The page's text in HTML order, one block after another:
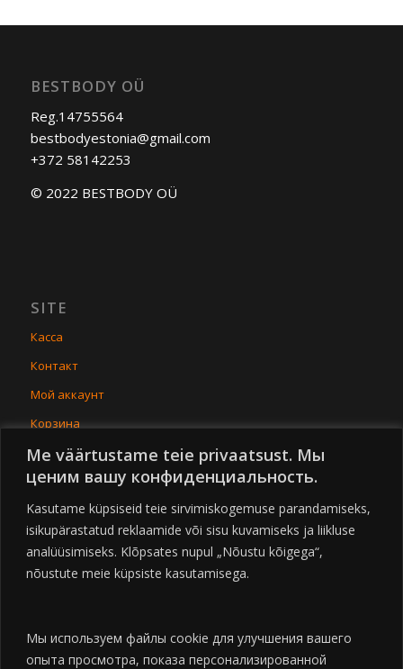
Me väärtustame teie privaatsust. Мы
ценим вашу конфиденциальность.
Kasutame küpsiseid teie sirvimiskogemuse parandamiseks,
isikupärastatud reklaamide või sisu kuvamiseks ja liikluse
analüüsimiseks. Klõpsates nupul „Nõustu kõigega“,
nõustute meie küpsiste kasutamisega.
Мы используем файлы cookie для улучшения вашего
опыта просмотра, показа персонализированной
BESTBODY OÜ
Reg.14755564
bestbodyestonia@gmail.com
+372 58142253
© 2022 BESTBODY OÜ
SITE
Касса
Контакт
Мой аккаунт
Корзина
Условия покупки
Товары